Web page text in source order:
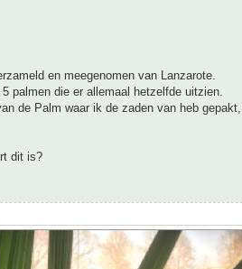
en meegenomen van Lanzarote.
palmen die er allemaal hetzelfde uitzien.
de Palm waar ik de zaden van heb
dit is?